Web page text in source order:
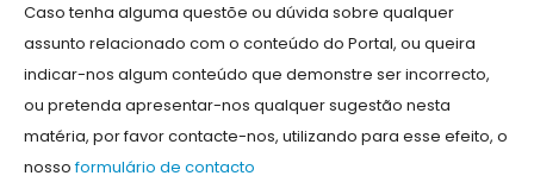
Caso tenha alguma questõe ou dúvida sobre qualquer
assunto relacionado com o conteúdo do Portal, ou queira
indicar-nos algum conteúdo que demonstre ser incorrecto,
ou pretenda apresentar-nos qualquer sugestão nesta
matéria, por favor contacte-nos, utilizando para esse efeito, o
nossoformulário de contacto